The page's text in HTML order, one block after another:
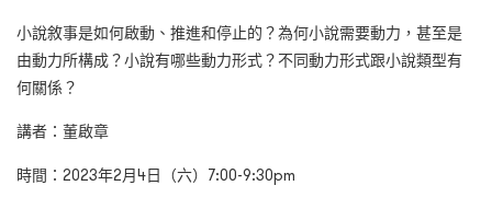
小說敘事是如何啟動、推進和停止的？為何小說需要動力，甚至是
由動力所構成？小說有哪些動力形式？不同動力形式跟小說類型有
何關係？
講者：董啟章
時間：2023年2月4日（六）7:00-9:30pm